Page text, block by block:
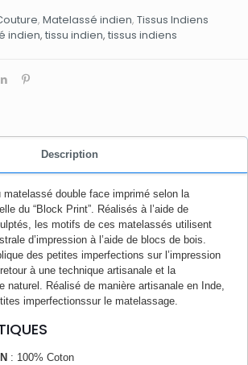
, Matelassé indien, Tissus Indiens
indien, tissu indien, tissus indiens
Description
double face imprimé selon la
du “Block Print”. Réalisés à l’aide de
les motifs de ces matelassés utilisent
d’impression à l’aide de blocs de bois.
des petites imperfections sur l’impression
à une technique artisanale et la
naturel. Réalisé de manière artisanale en Inde,
imperfectionssur le matelassage.
: 100% Coton